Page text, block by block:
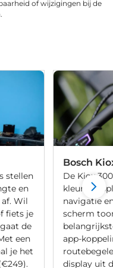
of wijzigingen bij de
stellen
en
Wil
fiets je
de
een
je het
Bosch
De Kiox
navigatie
scherm
app-
display uit